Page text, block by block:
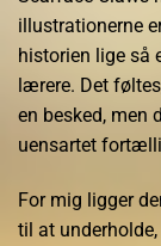
illustrationerne
historien lige så
lærere. Det
en besked, men
uensartet
For mig ligger
til at